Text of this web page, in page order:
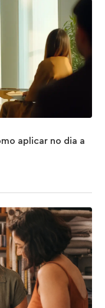
aplicar no dia a